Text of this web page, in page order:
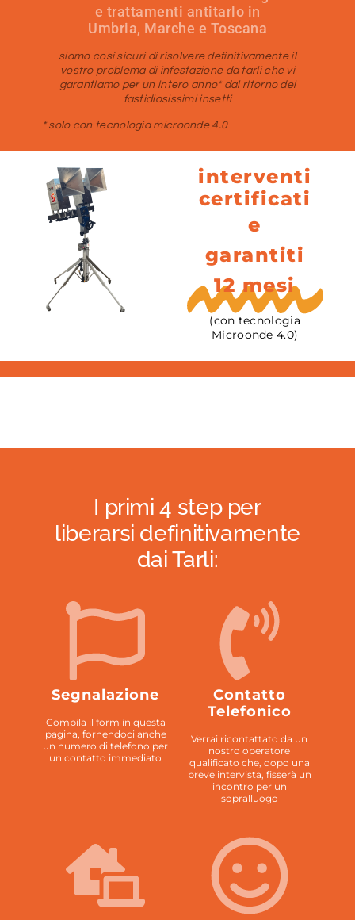
e trattamenti antitarlo in
Umbria, Marche e Toscana
siamo così sicuri di risolvere definitivamente il
vostro problema di infestazione da tarli che vi
garantiamo per un intero anno* dal ritorno dei
fastidiosissimi insetti
* solo con tecnologia microonde 4.0
interventi
certificati
e
garantiti
12 mesi
(con tecnologia
Microonde 4.0)
I primi 4 step per
liberarsi definitivamente
dai Tarli:
Segnalazione
Compila il form in questa
pagina, fornendoci anche
un numero di telefono per
un contatto immediato
Contatto
Telefonico
Verrai ricontattato da un
nostro operatore
qualificato che, dopo una
breve intervista, fisserà un
incontro per un
sopralluogo